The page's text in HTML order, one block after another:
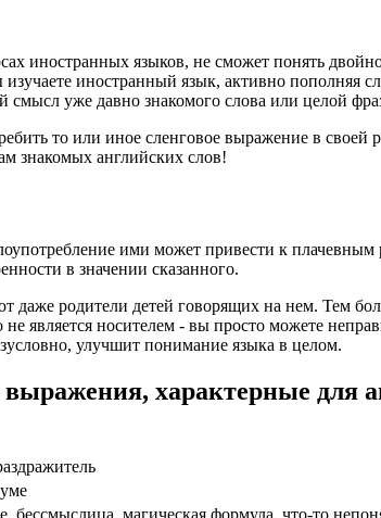
иностранных языков, не сможет понять
иностранный язык, активно пополняя
смысл уже давно знакомого слова или целой
то или иное сленговое выражение в своей
знакомых английских слов!
ими может привести к
в значении сказанного.
родители детей говорящих на нем. Тем
является носителем - вы просто можете
улучшит понимание языка в целом.
характерные для
бессмыслица, магическая формула, что-то